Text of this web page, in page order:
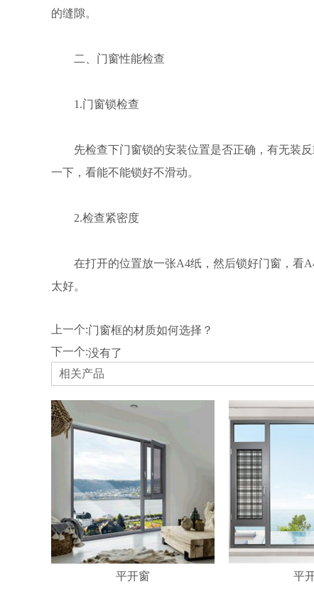
的缝隙。
二、门窗性能检查
1.门窗锁检查
先检查下门窗锁的安装位置是否正确，有无装
一下，看能不能锁好不滑动。
2.检查紧密度
在打开的位置放一张A4纸，然后锁好门窗，看
太好。
上一个:门窗框的材质如何选择？
下一个:没有了
相关产品
平开窗 平